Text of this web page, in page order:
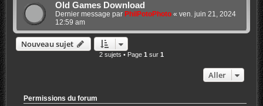
Old Games Download
Dernier message par PhilPotoPhoto« ven. juin 21, 2024
12:59 am
Nouveau sujet
2 sujets • Page 1 sur 1
Aller
Permissions du forum